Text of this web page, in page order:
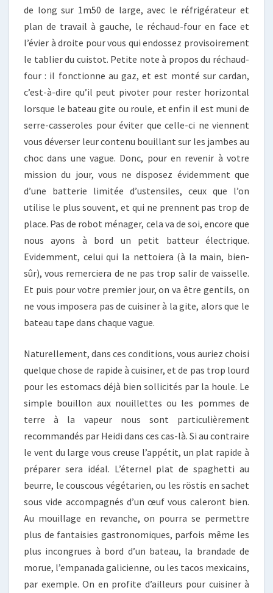
de long sur 1m50 de large, avec le réfrigérateur et
plan de travail à gauche, le réchaud-four en face et
l’évier à droite pour vous qui endossez provisoirement
le tablier du cuistot. Petite note à propos du réchaud-
four : il fonctionne au gaz, et est monté sur cardan,
c’est-à-dire qu’il peut pivoter pour rester horizontal
lorsque le bateau gite ou roule, et enfin il est muni de
serre-casseroles pour éviter que celle-ci ne viennent
vous déverser leur contenu bouillant sur les jambes au
choc dans une vague. Donc, pour en revenir à votre
mission du jour, vous ne disposez évidemment que
d’une batterie limitée d’ustensiles, ceux que l’on
utilise le plus souvent, et qui ne prennent pas trop de
place. Pas de robot ménager, cela va de soi, encore que
nous ayons à bord un petit batteur électrique.
Evidemment, celui qui la nettoiera (à la main, bien-
sûr), vous remerciera de ne pas trop salir de vaisselle.
Et puis pour votre premier jour, on va être gentils, on
ne vous imposera pas de cuisiner à la gite, alors que le
bateau tape dans chaque vague.
Naturellement, dans ces conditions, vous auriez choisi
quelque chose de rapide à cuisiner, et de pas trop lourd
pour les estomacs déjà bien sollicités par la houle. Le
simple bouillon aux nouillettes ou les pommes de
terre à la vapeur nous sont particulièrement
recommandés par Heidi dans ces cas-là. Si au contraire
le vent du large vous creuse l’appétit, un plat rapide à
préparer sera idéal. L’éternel plat de spaghetti au
beurre, le couscous végétarien, ou les röstis en sachet
sous vide accompagnés d’un œuf vous caleront bien.
Au mouillage en revanche, on pourra se permettre
plus de fantaisies gastronomiques, parfois même les
plus incongrues à bord d’un bateau, la brandade de
morue, l’empanada galicienne, ou les tacos mexicains,
par exemple. On en profite d’ailleurs pour cuisiner à